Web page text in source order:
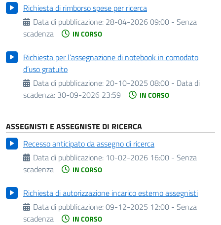
Richiesta di rimborso spese per ricerca
Data di pubblicazione: 28-04-2026 09:00 - Senza
scadenza
IN CORSO
Richiesta per l’assegnazione di notebook in comodato
d’uso gratuito
Data di pubblicazione: 20-10-2025 08:00 - Data di
scadenza: 30-09-2026 23:59 IN CORSO
ASSEGNISTI E ASSEGNISTE DI RICERCA
Recesso anticipato da assegno di ricerca
Data di pubblicazione: 10-02-2026 16:00 - Senza
scadenza
IN CORSO
Richiesta di autorizzazione incarico esterno assegnisti
Data di pubblicazione:09-12-2025 12:00 - Senza
scadenza
IN CORSO